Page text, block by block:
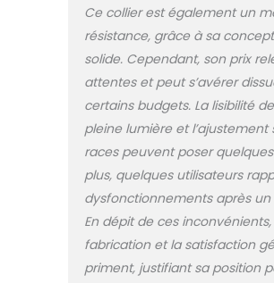
le
collier
chacun
voyant
faible
ET
collier
à la fois
jusqu'à
de
Ce collier est également un
résistance, grâce à sa
solide. Cependant, son prix
attentes et peut s’avérer
certains budgets. La lisibilité
pleine lumière et l’ajustement
races peuvent poser
plus, quelques utilisateurs
dysfonctionnements après
En dépit de ces
fabrication et la satisfaction
priment, justifiant sa position